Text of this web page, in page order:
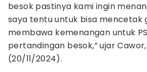
besok pastinya kami ingin
saya tentu untuk bisa mencetak
membawa kemenangan untuk
pertandingan besok,” ujar
(20/11/2024).